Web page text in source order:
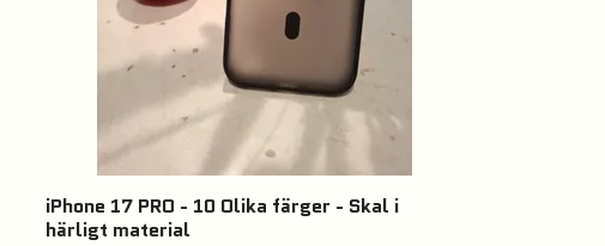
iPhone 17 PRO - 10 Olika färger - Skal i
härligt material